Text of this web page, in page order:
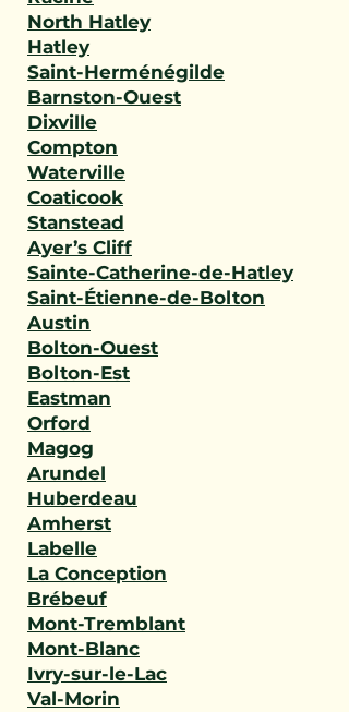
North Hatley
Hatley
Saint-Herménégilde
Barnston-Ouest
Dixville
Compton
Waterville
Coaticook
Stanstead
Ayer’s Cliff
Sainte-Catherine-de-Hatley
Saint-Étienne-de-Bolton
Austin
Bolton-Ouest
Bolton-Est
Eastman
Orford
Magog
Arundel
Huberdeau
Amherst
Labelle
La Conception
Brébeuf
Mont-Tremblant
Mont-Blanc
Ivry-sur-le-Lac
Val-Morin